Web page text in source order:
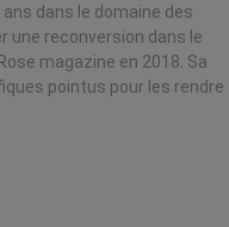
dans le domaine des
une reconversion dans le
magazine en 2018. Sa
pointus pour les rendre